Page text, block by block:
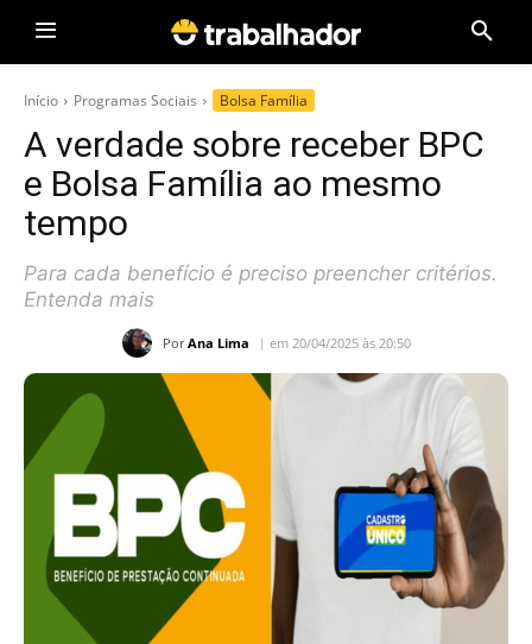
Início Programas Sociais Bolsa Família
A verdade sobre receber BPC
e Bolsa Família ao mesmo
tempo
Para cada benefício é preciso preencher critérios.
Entenda mais
Por Ana Lima em 20/04/2025 às 20:50